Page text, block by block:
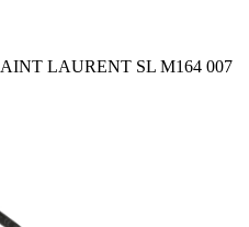
LAURENT SL M164 007